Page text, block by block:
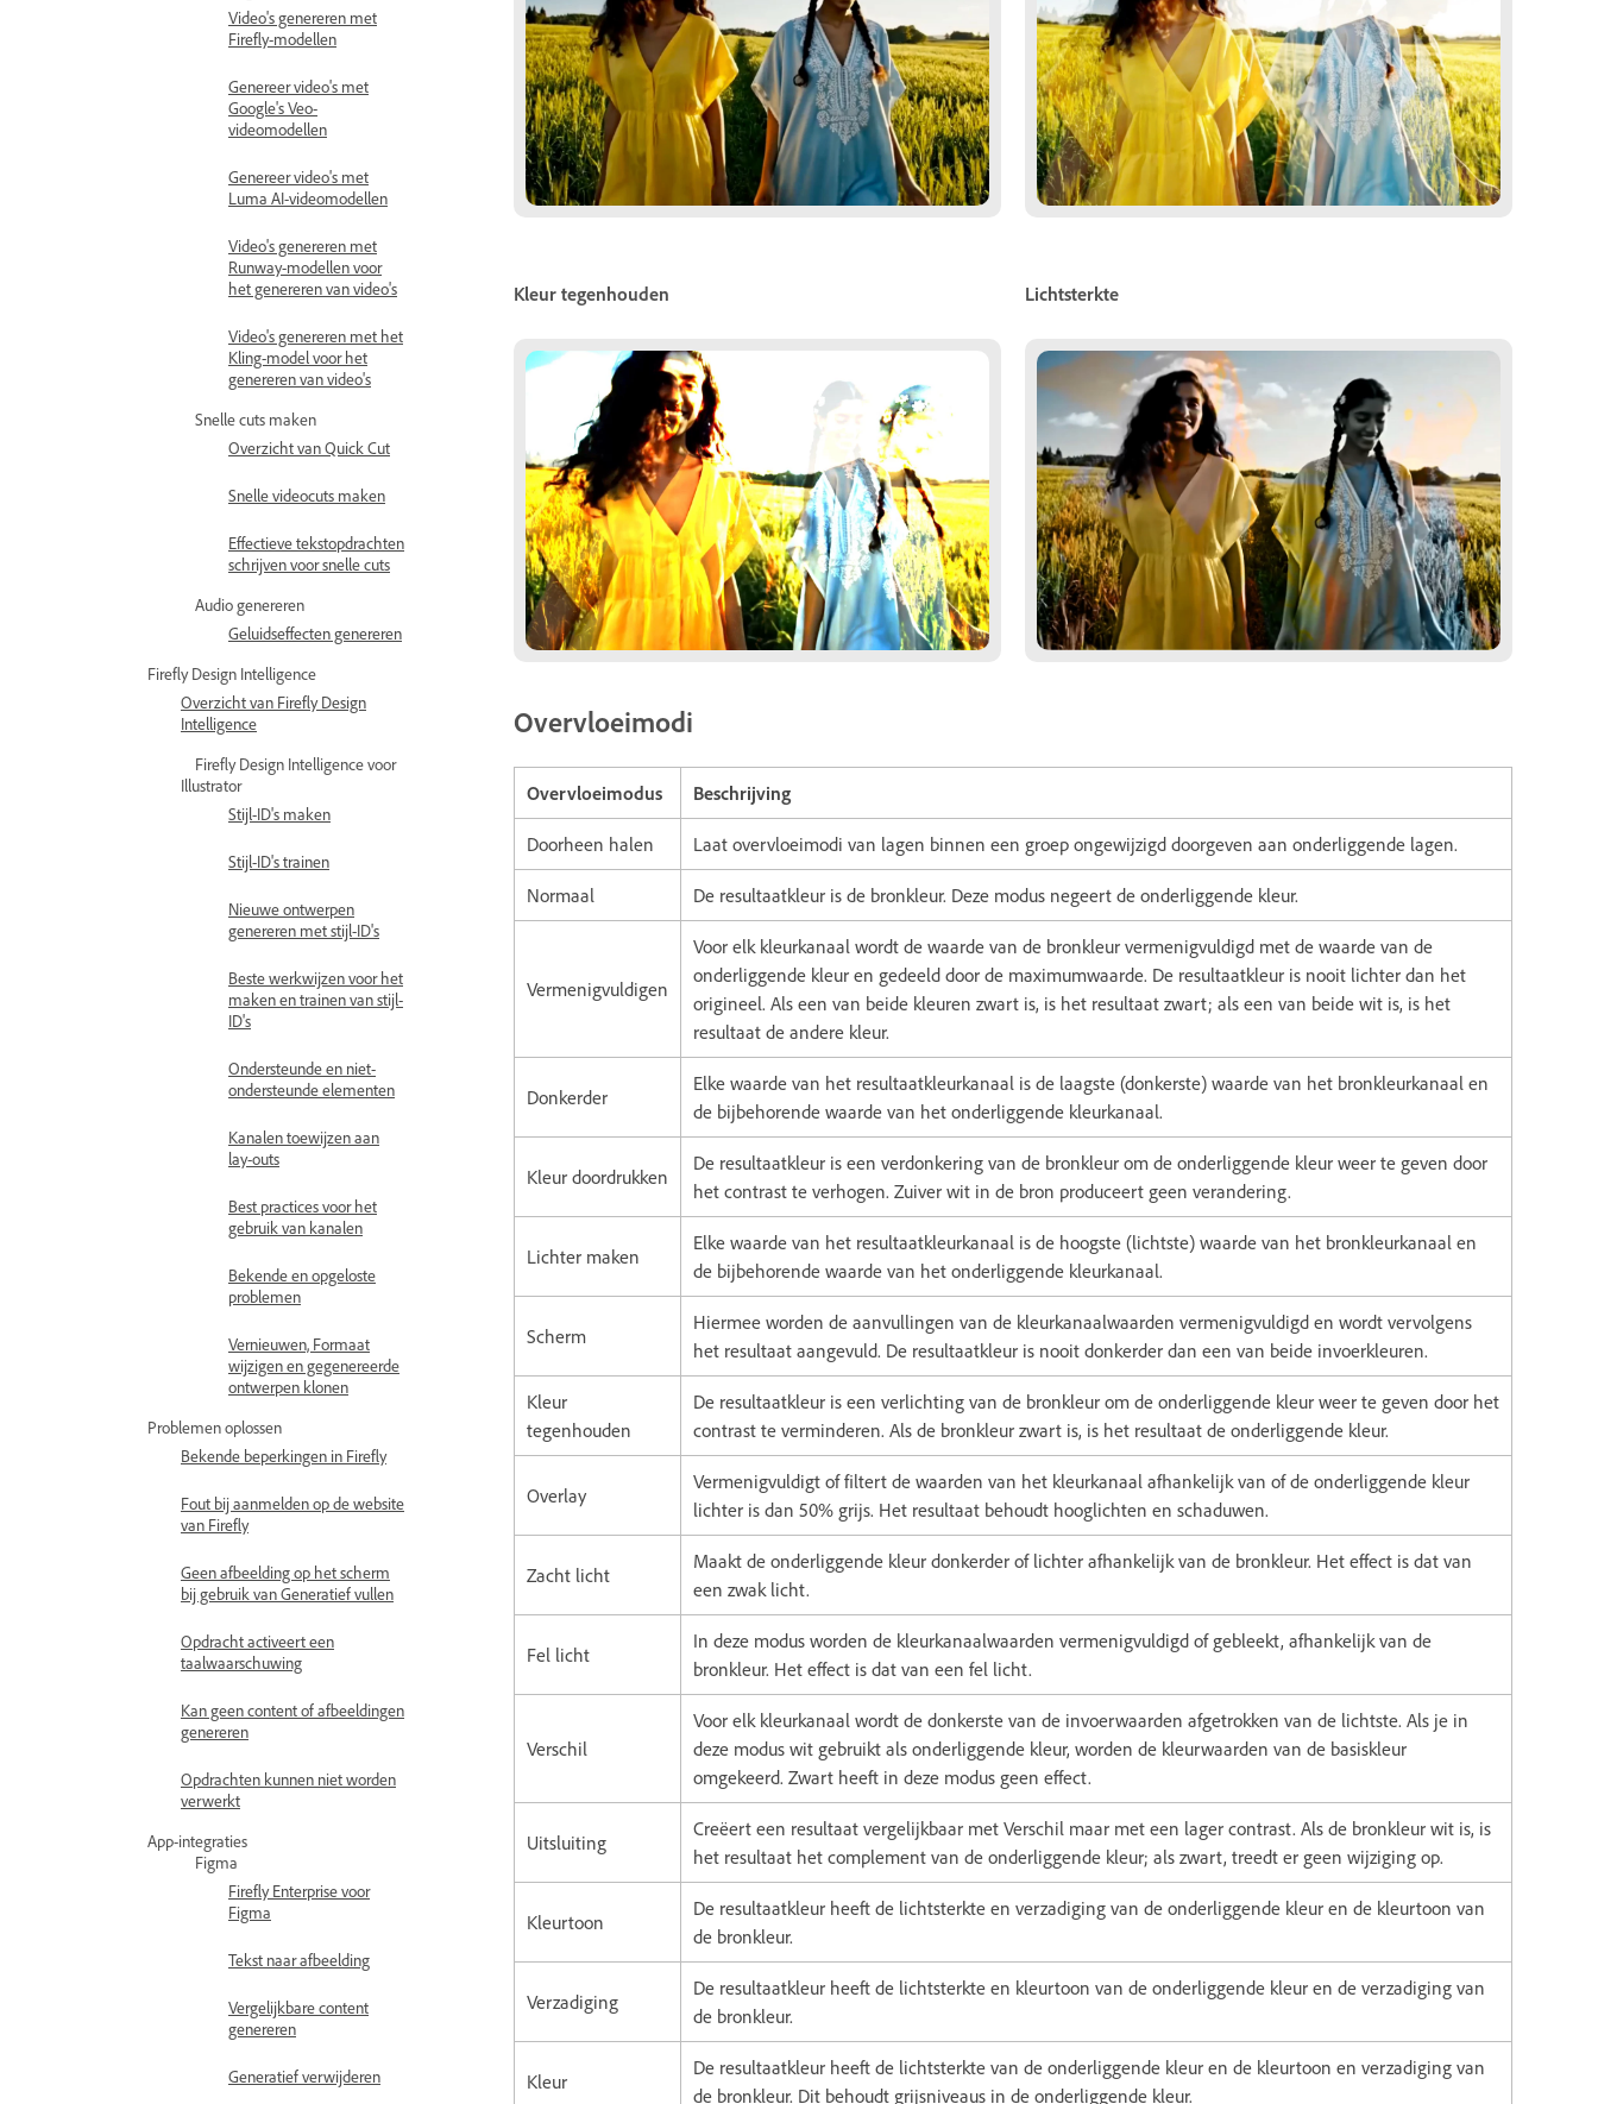
Video's genereren met
Firefly-modellen
Genereer video's met
Google's Veo-
videomodellen
Genereer video's met
Luma AI-videomodellen
Video's genereren met
Runway-modellen voor
het genereren van video's
Video's genereren met het
Kling-model voor het
genereren van video's
Snelle cuts maken
Overzicht van Quick Cut
Snelle videocuts maken
Effectieve tekstopdrachten
schrijven voor snelle cuts
Audio genereren
Geluidseffecten genereren
Firefly Design Intelligence
Overzicht van Firefly Design
Intelligence
Firefly Design Intelligence voor
Illustrator
Stijl-ID's maken
Stijl-ID's trainen
Nieuwe ontwerpen
genereren met stijl-ID's
Beste werkwijzen voor het
maken en trainen van stijl-
ID's
Ondersteunde en niet-
ondersteunde elementen
Kanalen toewijzen aan
lay-outs
Best practices voor het
gebruik van kanalen
Bekende en opgeloste
problemen
Vernieuwen, Formaat
wijzigen en gegenereerde
ontwerpen klonen
Problemen oplossen
Bekende beperkingen in Firefly
Fout bij aanmelden op de website
van Firefly
Geen afbeelding op het scherm
bij gebruik van Generatief vullen
Opdracht activeert een
taalwaarschuwing
Kan geen content of afbeeldingen
genereren
Opdrachten kunnen niet worden
verwerkt
App-integraties
Figma
Firefly Enterprise voor
Figma
Tekst naar afbeelding
Vergelijkbare content
genereren
Generatief verwijderen
Kleur tegenhouden Lichtsterkte
Overvloeimodi
Overvloeimodus Beschrijving
Doorheen halen Laat overvloeimodi van lagen binnen een groep ongewijzigd doorgeven aan onderliggende lagen.
Normaal De resultaatkleur is de bronkleur. Deze modus negeert de onderliggende kleur.
Vermenigvuldigen
Voor elk kleurkanaal wordt de waarde van de bronkleur vermenigvuldigd met de waarde van de
onderliggende kleur en gedeeld door de maximumwaarde. De resultaatkleur is nooit lichter dan het
origineel. Als een van beide kleuren zwart is, is het resultaat zwart; als een van beide wit is, is het
resultaat de andere kleur.
Donkerder
Elke waarde van het resultaatkleurkanaal is de laagste (donkerste) waarde van het bronkleurkanaal en
de bijbehorende waarde van het onderliggende kleurkanaal.
Kleur doordrukken
De resultaatkleur is een verdonkering van de bronkleur om de onderliggende kleur weer te geven door
het contrast te verhogen. Zuiver wit in de bron produceert geen verandering.
Lichter maken
Elke waarde van het resultaatkleurkanaal is de hoogste (lichtste) waarde van het bronkleurkanaal en
de bijbehorende waarde van het onderliggende kleurkanaal.
Scherm
Hiermee worden de aanvullingen van de kleurkanaalwaarden vermenigvuldigd en wordt vervolgens
het resultaat aangevuld. De resultaatkleur is nooit donkerder dan een van beide invoerkleuren.
Kleur
tegenhouden
De resultaatkleur is een verlichting van de bronkleur om de onderliggende kleur weer te geven door het
contrast te verminderen. Als de bronkleur zwart is, is het resultaat de onderliggende kleur.
Overlay
Vermenigvuldigt of filtert de waarden van het kleurkanaal afhankelijk van of de onderliggende kleur
lichter is dan 50% grijs. Het resultaat behoudt hooglichten en schaduwen.
Zacht licht
Maakt de onderliggende kleur donkerder of lichter afhankelijk van de bronkleur. Het effect is dat van
een zwak licht.
Fel licht
In deze modus worden de kleurkanaalwaarden vermenigvuldigd of gebleekt, afhankelijk van de
bronkleur. Het effect is dat van een fel licht.
Verschil
Voor elk kleurkanaal wordt de donkerste van de invoerwaarden afgetrokken van de lichtste. Als je in
deze modus wit gebruikt als onderliggende kleur, worden de kleurwaarden van de basiskleur
omgekeerd. Zwart heeft in deze modus geen effect.
Uitsluiting
Creëert een resultaat vergelijkbaar met Verschil maar met een lager contrast. Als de bronkleur wit is, is
het resultaat het complement van de onderliggende kleur; als zwart, treedt er geen wijziging op.
Kleurtoon
De resultaatkleur heeft de lichtsterkte en verzadiging van de onderliggende kleur en de kleurtoon van
de bronkleur.
Verzadiging
De resultaatkleur heeft de lichtsterkte en kleurtoon van de onderliggende kleur en de verzadiging van
de bronkleur.
Kleur
De resultaatkleur heeft de lichtsterkte van de onderliggende kleur en de kleurtoon en verzadiging van
de bronkleur. Dit behoudt grijsniveaus in de onderliggende kleur.